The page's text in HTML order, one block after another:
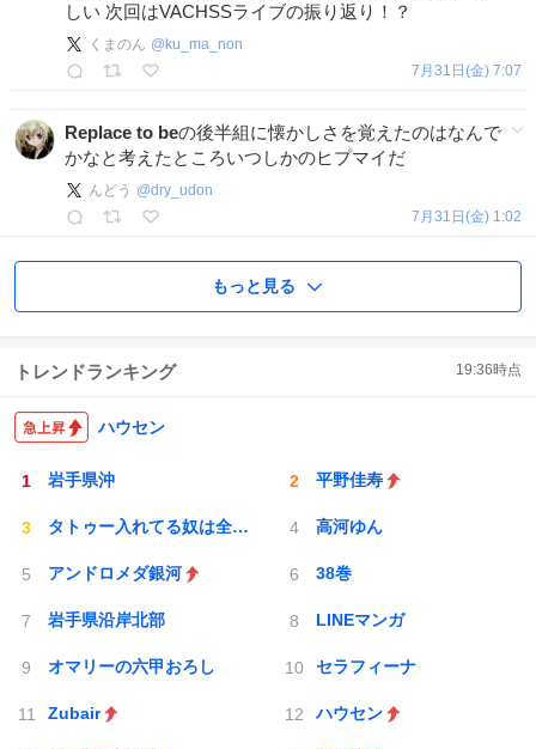
しい 次回はVACHSSライブの振り返り！？
くまのん @ ku_ma_non
7月31日(金) 7:07
Replace to beの後半組に懐かしさを覚えたのはなんで
かなと考えたところいつしかのヒプマイだ
んどう @dry_udon
7月31日(金) 1:02
もっと見る
トレンドランキング 19:36時点
ハウセン
岩手県沖 平野佳寿
タトゥー入れてる奴は全員バカです 高河ゆん
アンドロメダ銀河 38巻
岩手県沿岸北部 LINEマンガ
オマリーの六甲おろし セラフィーナ
Zubair ハウセン